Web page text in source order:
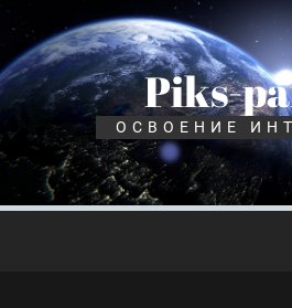
Перейти
содержимому
Piks-
ОСВОЕНИЕ